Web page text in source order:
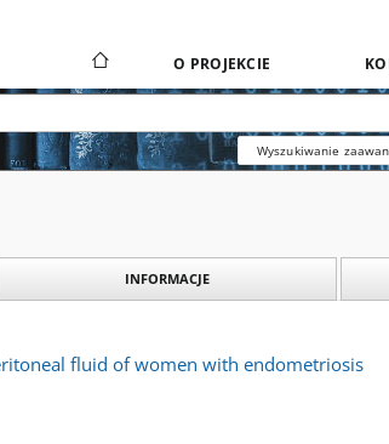
O PROJEKCIE
Wyszukiwanie
INFORMACJE
fluid of women with endometriosis